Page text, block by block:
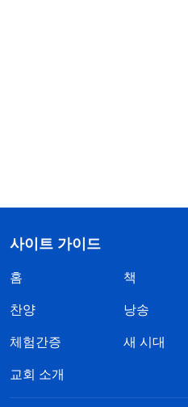
사이트 가이드
홈 책
찬양 낭송
체험간증 새 시대
교회 소개